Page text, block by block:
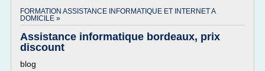
FORMATION ASSISTANCE INFORMATIQUE ET INTERNET A
DOMICILE »
Assistance informatique bordeaux, prix
discount
blog